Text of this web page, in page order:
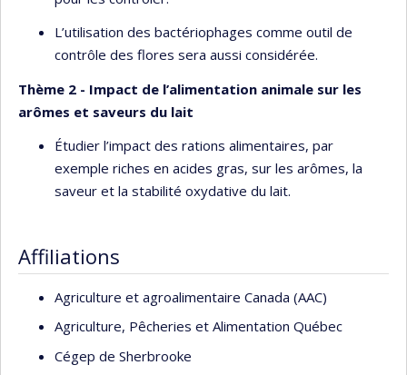
L’utilisation des bactériophages comme outil de
contrôle des flores sera aussi considérée.
Thème 2 - Impact de l’alimentation animale sur les
arômes et saveurs du lait
Étudier l’impact des rations alimentaires, par
exemple riches en acides gras, sur les arômes, la
saveur et la stabilité oxydative du lait.
Affiliations
Agriculture et agroalimentaire Canada (AAC)
Agriculture, Pêcheries et Alimentation Québec
Cégep de Sherbrooke